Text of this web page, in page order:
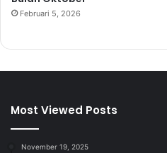
Februari 5, 2026
Most Viewed Posts
November 19, 2025